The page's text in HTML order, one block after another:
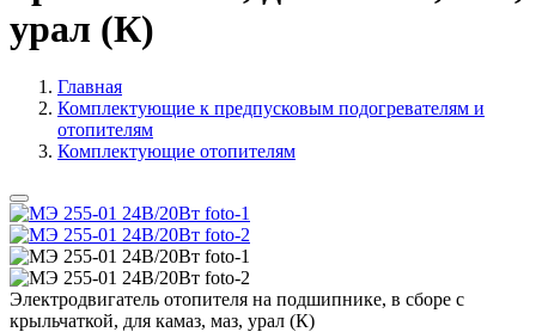
урал (К)
Главная
Комплектующие к предпусковым подогревателям и
отопителям
Комплектующие отопителям
Электродвигатель отопителя на подшипнике, в сборе с
крыльчаткой, для камаз, маз, урал (К)